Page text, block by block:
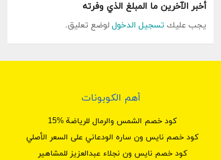
أخبر الآخرين ما المبلغ الذي وفرته
يجب عليك تسجيل الدخول لوضع تعليق.
أهم الكوبونات
كود خصم الشمس والرمال للرياضة %15
كود خصم نايس ون ساره الودعاني على السعر الأصلي
كود خصم نايس ون نجلاء عبدالعزيز للمشاهير